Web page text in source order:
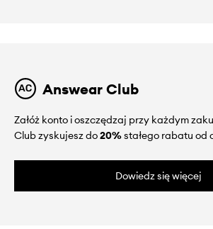
Answear Club
Załóż konto i oszczędzaj przy każdym
Club zyskujesz do20%stałego rabatu od
Dowiedz się więcej